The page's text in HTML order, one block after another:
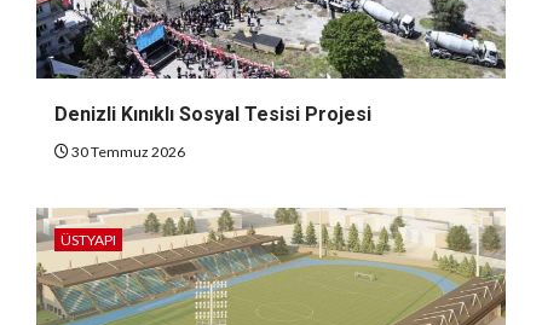
Denizli Kınıklı Sosyal Tesisi Projesi
30 Temmuz 2026
ÜSTYAPI